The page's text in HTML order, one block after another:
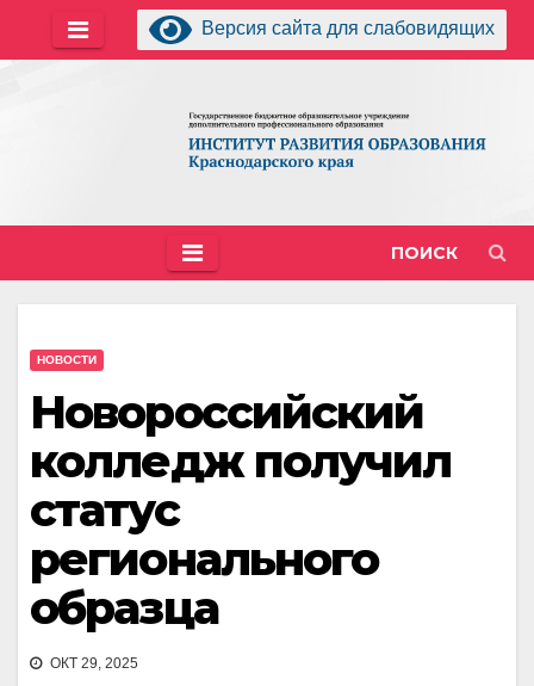
Версия сайта для слабовидящих
ПОИСК
НОВОСТИ
Новороссийский
колледж получил
статус
регионального
образца
ОКТ 29, 2025